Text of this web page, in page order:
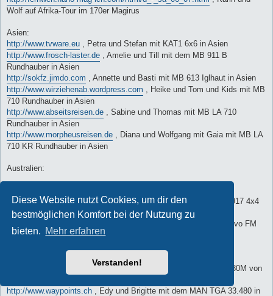
Diese Website nutzt Cookies, um dir den
bestmöglichen Komfort bei der Nutzung zu
bieten. Mehr erfahren
Verstanden!
Wolf auf Afrika-Tour im 170er Magirus
Asien:
http://www.tvware.eu , Petra und Stefan mit KAT1 6x6 in Asien
http://www.frosch-laster.de , Amelie und Till mit dem MB 911 B
Rundhauber in Asien
http://sokfz.jimdo.com , Annette und Basti mit MB 613 Iglhaut in Asien
http://www.wirziehenab.wordpress.com , Heike und Tom und Kids mit MB
710 Rundhauber in Asien
http://www.abseitsreisen.de , Sabine und Thomas mit MB LA 710
Rundhauber in Asien
http://www.morpheusreisen.de , Diana und Wolfgang mit Gaia mit MB LA
710 KR Rundhauber in Asien
Australien:
http://www.grisu-on-tour.ch , Reise durch USA / Mexiko mit MB 917 4x4
von Dominque & Evelyne
, Rita und Rudi mit dem Volvo FM
300 in Nordamerika
http://www.gerhardgreti.at , Reise durch Südamerika mit Steyr 680M von
http://www.waypoints.ch , Edy und Brigitte mit dem MAN TGA 33.480 in